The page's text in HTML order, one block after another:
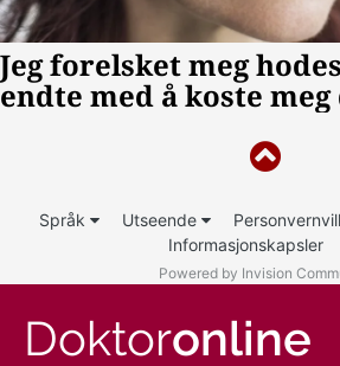
Språk Utseende
Informasjonskapsler
Powered by Invision
Doktoronline